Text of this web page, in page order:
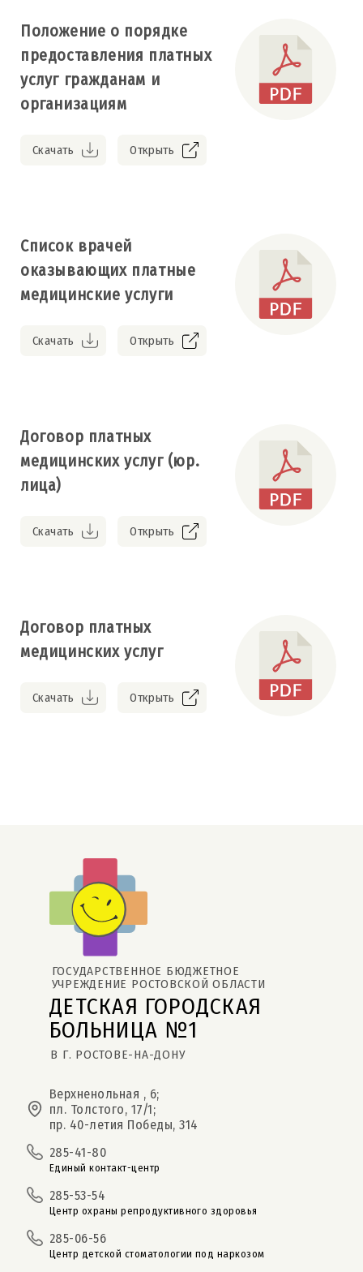
Положение о порядке
предоставления платных
услуг гражданам и
организациям
Скачать Открыть
Список врачей
оказывающих платные
медицинские услуги
Скачать Открыть
Договор платных
медицинских услуг (юр.
лица)
Скачать Открыть
Договор платных
медицинских услуг
Скачать Открыть
ДЕТСКАЯ ГОРОДСКАЯ
БОЛЬНИЦА №1
В Г. РОСТОВЕ-НА-ДОНУ
ГОСУДАРСТВЕННОЕ БЮДЖЕТНОЕ
УЧРЕЖДЕНИЕ РОСТОВСКОЙ ОБЛАСТИ
Верхненольная , 6;
пл. Толстого, 17/1;
пр. 40-летия Победы, 314
285-41-80
Единый контакт-центр
285-53-54
Центр охраны репродуктивного здоровья
285-06-56
Центр детской стоматологии под наркозом